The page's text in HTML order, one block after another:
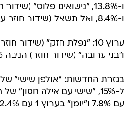
ו-8.4%, ואל תשאל (שידור חוזר עם. 5.4%.
ו"בני ערובה" (שידור חוזר) הניבה 1.9%.
עם 7.8% ו"יומן" בערוץ 1 עם 2.4%.